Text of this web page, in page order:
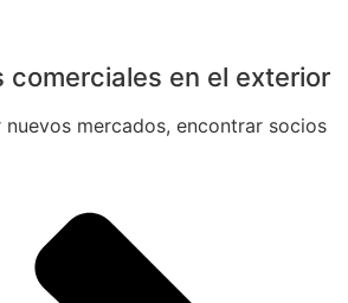
comerciales en el exterior
mercados, encontrar socios